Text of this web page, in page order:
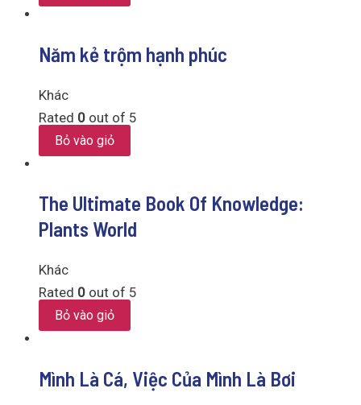
Năm kẻ trộm hạnh phúc
Khác
Rated 0 out of 5
Bỏ vào giỏ
The Ultimate Book Of Knowledge:
Plants World
Khác
Rated 0 out of 5
Bỏ vào giỏ
Mình Là Cá, Việc Của Mình Là Bơi